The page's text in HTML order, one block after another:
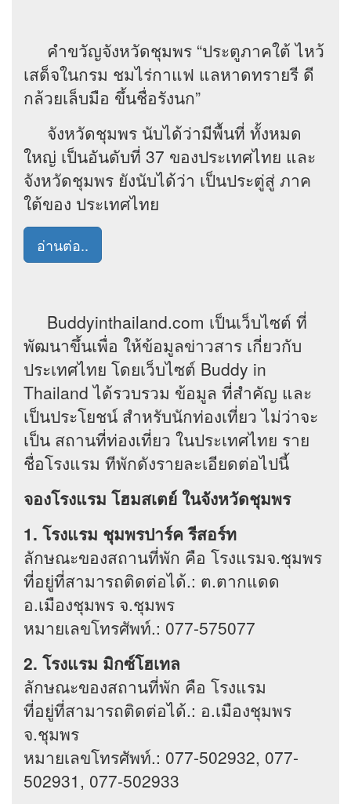
คำขวัญจังหวัดชุมพร “ประตูภาคใต้ ไหว้
เสด็จในกรม ชมไร่กาแฟ แลหาดทรายรี ดี
กล้วยเล็บมือ ขึ้นชื่อรังนก”
จังหวัดชุมพร นับได้ว่ามีพื้นที่ ทั้งหมด
ใหญ่ เป็นอันดับที่ 37 ของประเทศไทย และ
จังหวัดชุมพร ยังนับได้ว่า เป็นประตู่สู่ ภาค
ใต้ของ ประเทศไทย
อ่านต่อ..
Buddyinthailand.com เป็นเว็บไซต์ ที่
พัฒนาขึ้นเพื่อ ให้ข้อมูลข่าวสาร เกี่ยวกับ
ประเทศไทย โดยเว็บไซต์ Buddy in
Thailand ได้รวบรวม ข้อมูล ที่สำคัญ และ
เป็นประโยชน์ สำหรับนักท่องเที่ยว ไม่ว่าจะ
เป็น สถานที่ท่องเที่ยว ในประเทศไทย ราย
ชื่อโรงแรม ทีพักดังรายละเอียดต่อไปนี้
จองโรงแรม โฮมสเตย์ ในจังหวัดชุมพร
1. โรงแรม ชุมพรปาร์ค รีสอร์ท
ลักษณะของสถานที่พัก คือ โรงแรมจ.ชุมพร
ที่อยู่ที่สามารถติดต่อได้.: ต.ตากแดด
อ.เมืองชุมพร จ.ชุมพร
หมายเลขโทรศัพท์.: 077-575077
2. โรงแรม มิกซ์โฮเทล
ลักษณะของสถานที่พัก คือ โรงแรม
ที่อยู่ที่สามารถติดต่อได้.: อ.เมืองชุมพร
จ.ชุมพร
หมายเลขโทรศัพท์.: 077-502932, 077-
502931, 077-502933